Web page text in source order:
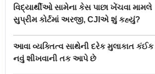
વિદ્યાર્થીઓ સામેના કેસ પાછા ખેંચવા મામલે
સુપ્રીમ કોર્ટમાં અરજી, CJIએ શું કહ્યું?
આવા વ્યક્તિત્વ સાથેની દરેક મુલાકાત કંઈક
નવું શીખવાની તક આપે છે